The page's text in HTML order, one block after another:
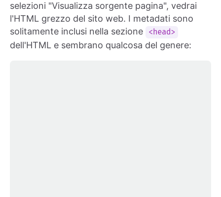
selezioni "Visualizza sorgente pagina", vedrai
l'HTML grezzo del sito web. I metadati sono
solitamente inclusi nella sezione
<head>
dell'HTML e sembrano qualcosa del genere: